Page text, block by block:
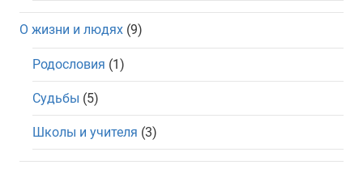
О жизни и людях (9)
Родословия (1)
Судьбы (5)
Школы и учителя (3)